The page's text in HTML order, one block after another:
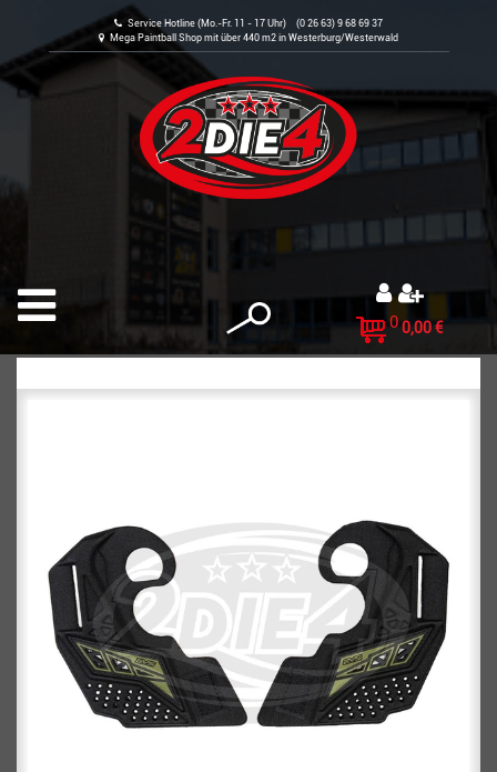
Service Hotline (Mo.-Fr. 11 - 17 Uhr) (0 26 63) 9 68 69 37
Mega Paintball Shop mit über 440 m2 in Westerburg/Westerwald
0 0,00 €